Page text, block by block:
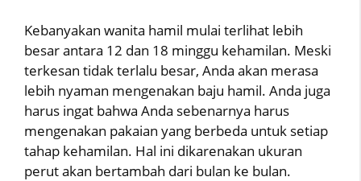
Kebanyakan wanita hamil mulai terlihat lebih
besar antara 12 dan 18 minggu kehamilan. Meski
terkesan tidak terlalu besar, Anda akan merasa
lebih nyaman mengenakan baju hamil. Anda juga
harus ingat bahwa Anda sebenarnya harus
mengenakan pakaian yang berbeda untuk setiap
tahap kehamilan. Hal ini dikarenakan ukuran
perut akan bertambah dari bulan ke bulan.